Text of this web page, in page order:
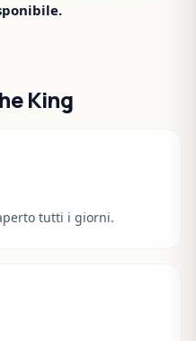
King
tutti i giorni.